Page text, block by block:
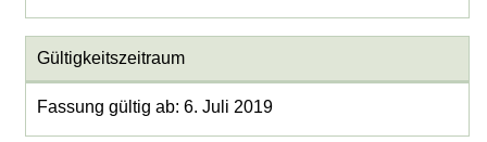
Gültigkeitszeitraum
Fassung gültig ab: 6. Juli 2019